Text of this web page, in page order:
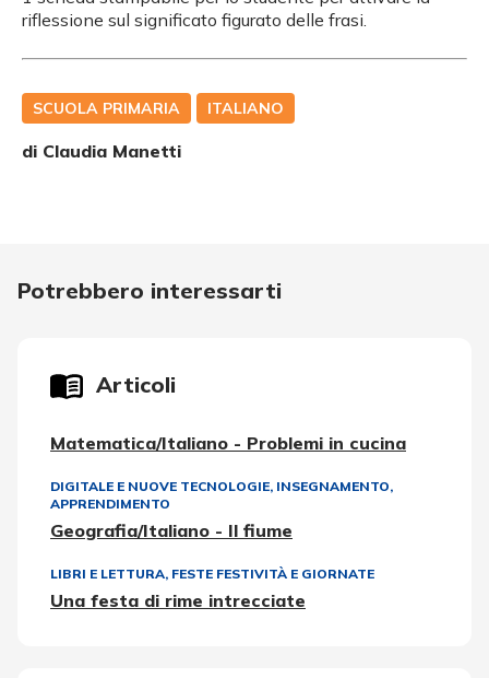
riflessione sul significato figurato delle frasi.
SCUOLA PRIMARIA ITALIANO
di Claudia Manetti
Potrebbero interessarti
Articoli
Matematica/Italiano - Problemi in cucina
DIGITALE E NUOVE TECNOLOGIE, INSEGNAMENTO,
APPRENDIMENTO
Geografia/Italiano - Il fiume
LIBRI E LETTURA, FESTE FESTIVITÀ E GIORNATE
Una festa di rime intrecciate